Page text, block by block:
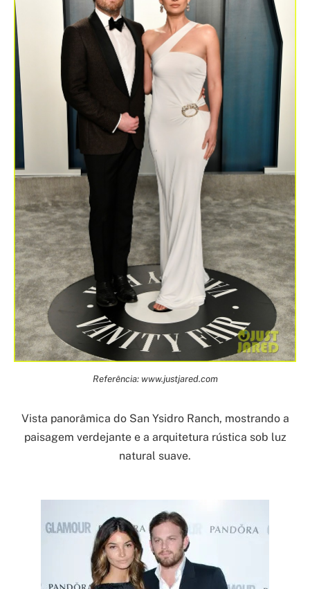
Referência: www.justjared.com
Vista panorâmica do San Ysidro Ranch, mostrando a
paisagem verdejante e a arquitetura rústica sob luz
natural suave.